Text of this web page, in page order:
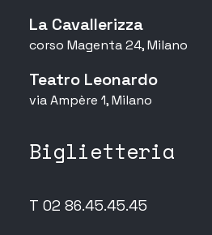
La Cavallerizza
corso Magenta 24, Milano
Teatro Leonardo
via Ampère 1, Milano
Biglietteria
T 02 86.45.45.45